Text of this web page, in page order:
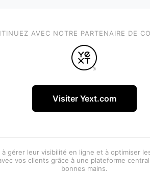
AVEC NOTRE PARTENAIRE DE
Visiter Yext.com
à gérer leur visibilité en ligne et à optimiser
vos clients grâce à une plateforme
bonnes mains.